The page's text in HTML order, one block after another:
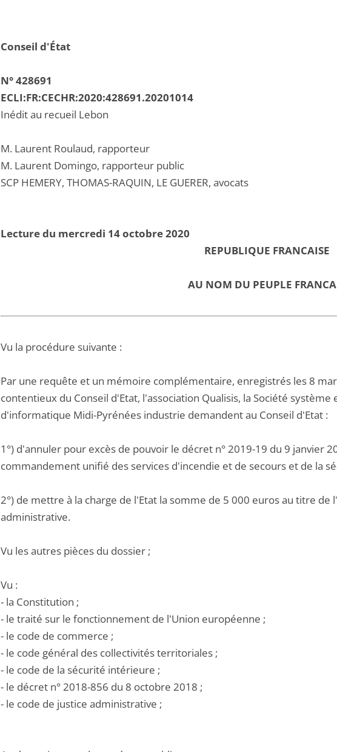
Conseil d'État
N° 428691
ECLI:FR:CECHR:2020:428691.20201014
Inédit au recueil Lebon
M. Laurent Roulaud, rapporteur
M. Laurent Domingo, rapporteur public
SCP HEMERY, THOMAS-RAQUIN, LE GUERER, avocats
Lecture du mercredi 14 octobre 2020
REPUBLIQUE FRANCAISE
AU NOM DU PEUPLE
Vu la procédure suivante :
Par une requête et un mémoire complémentaire, enregistrés les 8
contentieux du Conseil d'Etat, l'association Qualisis, la Société
d'informatique Midi-Pyrénées industrie demandent au Conseil d'Etat :
1°) d'annuler pour excès de pouvoir le décret n° 2019-19 du 9 janvier
commandement unifié des services d'incendie et de secours et de la
2°) de mettre à la charge de l'Etat la somme de 5 000 euros au titre de
administrative.
Vu les autres pièces du dossier ;
Vu :
- la Constitution ;
- le traité sur le fonctionnement de l'Union européenne ;
- le code de commerce ;
- le code général des collectivités territoriales ;
- le code de la sécurité intérieure ;
- le décret n° 2018-856 du 8 octobre 2018 ;
- le code de justice administrative ;